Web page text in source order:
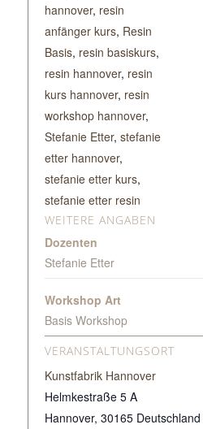
hannover, resin
anfänger kurs, Resin
Basis, resin basiskurs,
resin hannover, resin
kurs hannover, resin
workshop hannover,
Stefanie Etter, stefanie
etter hannover,
stefanie etter kurs,
stefanie etter resin
VERANSTALTUNGSORT
Kunstfabrik Hannover
Helmkestraße 5 A
Hannover, 30165 Deutschland
WEITERE ANGABEN
Dozenten
Stefanie Etter
Workshop Art
Basis Workshop